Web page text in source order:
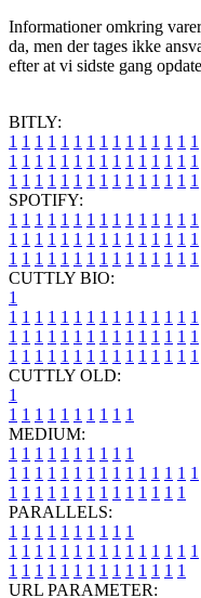
Informationer omkring
da, men der tages ikke
efter at vi sidste gang
BITLY:
1 1 1 1 1 1 1 1 1 1 1 1 1 1 1
1 1 1 1 1 1 1 1 1 1 1 1 1 1 1
1 1 1 1 1 1 1 1 1 1 1 1 1 1 1
SPOTIFY:
1 1 1 1 1 1 1 1 1 1 1 1 1 1 1
1 1 1 1 1 1 1 1 1 1 1 1 1 1 1
1 1 1 1 1 1 1 1 1 1 1 1 1 1 1
CUTTLY BIO:
1
1 1 1 1 1 1 1 1 1 1 1 1 1 1 1
1 1 1 1 1 1 1 1 1 1 1 1 1 1 1
1 1 1 1 1 1 1 1 1 1 1 1 1 1 1
CUTTLY OLD:
1
1 1 1 1 1 1 1 1 1 1
MEDIUM:
1 1 1 1 1 1 1 1 1 1
1 1 1 1 1 1 1 1 1 1 1 1 1 1 1
1 1 1 1 1 1 1 1 1 1 1 1 1 1
PARALLELS:
1 1 1 1 1 1 1 1 1 1
1 1 1 1 1 1 1 1 1 1 1 1 1 1 1
1 1 1 1 1 1 1 1 1 1 1 1 1 1
URL PARAMETER: